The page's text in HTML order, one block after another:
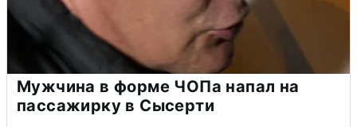
Мужчина в форме ЧОПа напал на
пассажирку в Сысерти